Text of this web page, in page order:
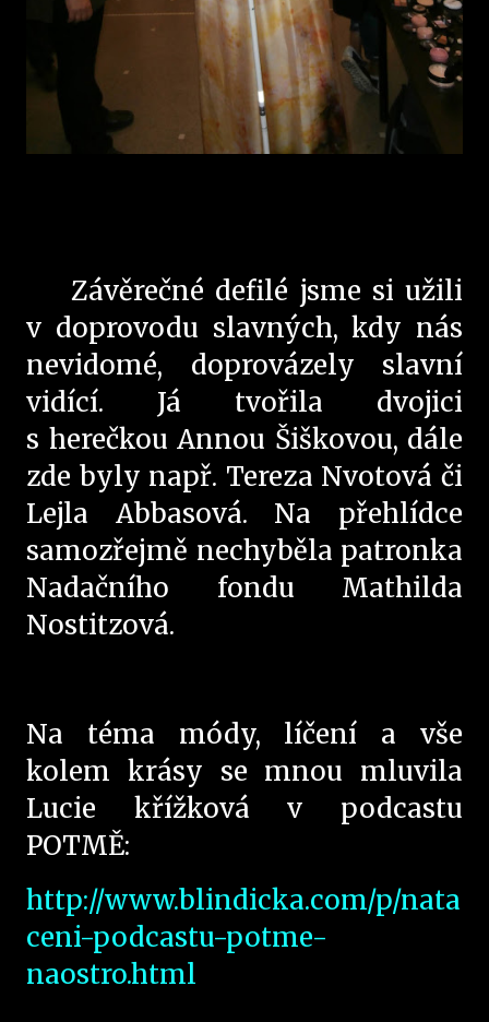
Závěrečné defilé jsme si užili
v doprovodu slavných, kdy nás
nevidomé, doprovázely slavní
vidící. Já tvořila dvojici
s herečkou Annou Šiškovou, dále
zde byly např. Tereza Nvotová či
Lejla Abbasová. Na přehlídce
samozřejmě nechyběla patronka
Nadačního fondu Mathilda
Nostitzová.
Na téma módy, líčení a vše
kolem krásy se mnou mluvila
Lucie křížková v podcastu
POTMĚ:
http://www.blindicka.com/p/nata
ceni-podcastu-potme-
naostro.html